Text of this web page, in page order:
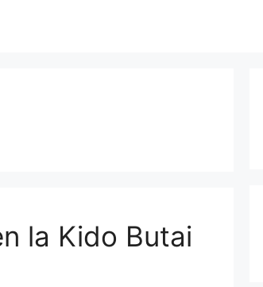
la Kido Butai